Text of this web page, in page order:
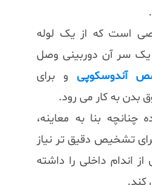
است که از یک لوله
یک سر آن دوربینی وصل
آندوسکوپی و برای
بدن به کار می رود.
بنا به معاینه،
تشخیص دقیق تر نیاز
اندام داخلی را داشته